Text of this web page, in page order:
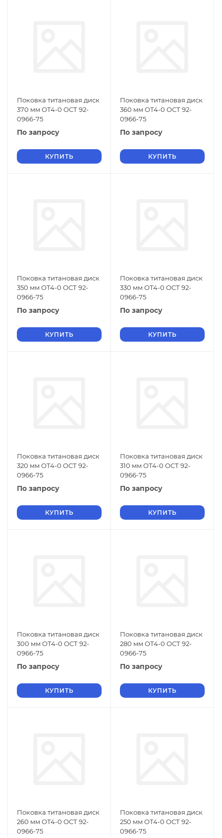
Поковка титановая диск
370 мм ОТ4-0 ОСТ 92-
0966-75
По запросу
КУПИТЬ
Поковка титановая диск
360 мм ОТ4-0 ОСТ 92-
0966-75
По запросу
КУПИТЬ
Поковка титановая диск
350 мм ОТ4-0 ОСТ 92-
0966-75
По запросу
КУПИТЬ
Поковка титановая диск
330 мм ОТ4-0 ОСТ 92-
0966-75
По запросу
КУПИТЬ
Поковка титановая диск
320 мм ОТ4-0 ОСТ 92-
0966-75
По запросу
КУПИТЬ
Поковка титановая диск
310 мм ОТ4-0 ОСТ 92-
0966-75
По запросу
КУПИТЬ
Поковка титановая диск
300 мм ОТ4-0 ОСТ 92-
0966-75
По запросу
КУПИТЬ
Поковка титановая диск
280 мм ОТ4-0 ОСТ 92-
0966-75
По запросу
КУПИТЬ
Поковка титановая диск
260 мм ОТ4-0 ОСТ 92-
0966-75
Поковка титановая диск
250 мм ОТ4-0 ОСТ 92-
0966-75